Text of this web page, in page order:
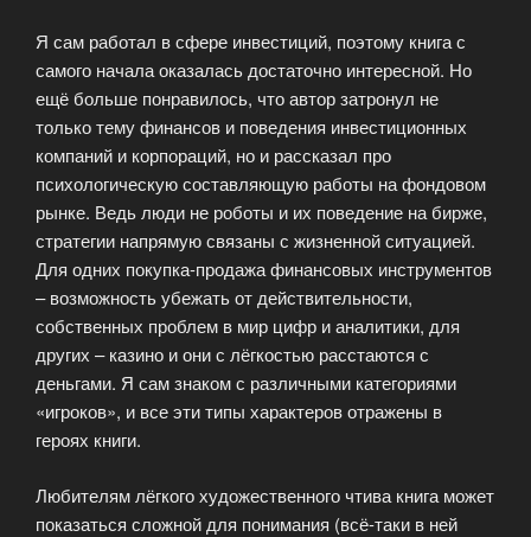
Я сам работал в сфере инвестиций, поэтому книга с
самого начала оказалась достаточно интересной. Но
ещё больше понравилось, что автор затронул не
только тему финансов и поведения инвестиционных
компаний и корпораций, но и рассказал про
психологическую составляющую работы на фондовом
рынке. Ведь люди не роботы и их поведение на бирже,
стратегии напрямую связаны с жизненной ситуацией.
Для одних покупка-продажа финансовых инструментов
– возможность убежать от действительности,
собственных проблем в мир цифр и аналитики, для
других – казино и они с лёгкостью расстаются с
деньгами. Я сам знаком с различными категориями
«игроков», и все эти типы характеров отражены в
героях книги.
Любителям лёгкого художественного чтива книга может
показаться сложной для понимания (всё-таки в ней